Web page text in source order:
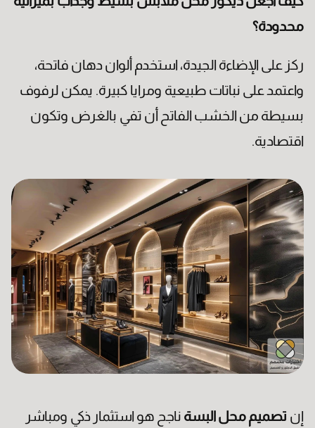
أوافق على جميع الشروط والأحكام قراءة من هنا
محدودة؟
ركز على الإضاءة الجيدة، استخدم ألوان دهان فاتحة،
واعتمد على نباتات طبيعية ومرايا كبيرة. يمكن لرفوف
بسيطة من الخشب الفاتح أن تفي بالغرض وتكون
اقتصادية.
إنتصميم محل البسةناجح هو استثمار ذكي ومباشر